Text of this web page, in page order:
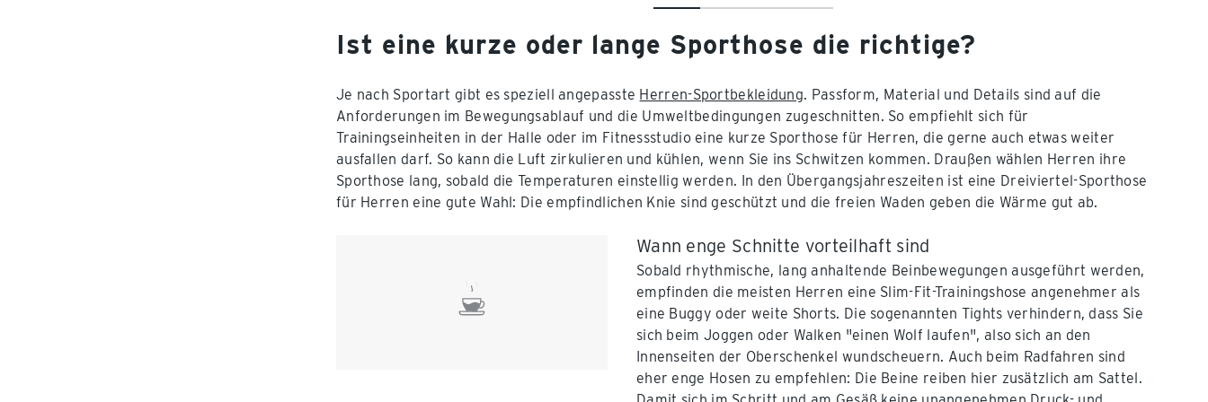
Ist eine kurze oder lange Sporthose die richtige?
Je nach Sportart gibt es speziell angepasste Herren-Sportbekleidung. Passform, Material und Details sind auf die
Anforderungen im Bewegungsablauf und die Umweltbedingungen zugeschnitten. So empfiehlt sich für
Trainingseinheiten in der Halle oder im Fitnessstudio eine kurze Sporthose für Herren, die gerne auch etwas weiter
ausfallen darf. So kann die Luft zirkulieren und kühlen, wenn Sie ins Schwitzen kommen. Draußen wählen Herren ihre
Sporthose lang, sobald die Temperaturen einstellig werden. In den Übergangsjahreszeiten ist eine Dreiviertel-Sporthose
für Herren eine gute Wahl: Die empfindlichen Knie sind geschützt und die freien Waden geben die Wärme gut ab.
Wann enge Schnitte vorteilhaft sind
Sobald rhythmische, lang anhaltende Beinbewegungen ausgeführt werden,
empfinden die meisten Herren eine Slim-Fit-Trainingshose angenehmer als
eine Buggy oder weite Shorts. Die sogenannten Tights verhindern, dass Sie
sich beim Joggen oder Walken "einen Wolf laufen", also sich an den
Innenseiten der Oberschenkel wundscheuern. Auch beim Radfahren sind
eher enge Hosen zu empfehlen: Die Beine reiben hier zusätzlich am Sattel.